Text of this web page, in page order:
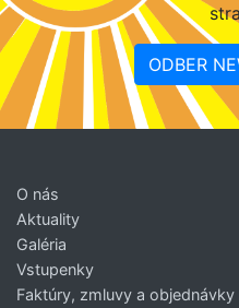
ODBER
O nás
Aktuality
Galéria
Vstupenky
Faktúry, zmluvy a objednávky